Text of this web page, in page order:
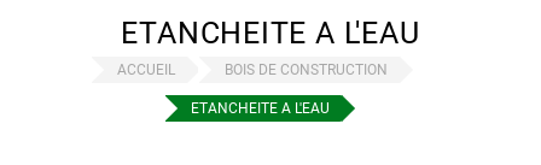
ETANCHEITE A L'EAU
ACCUEIL BOIS DE CONSTRUCTION
ETANCHEITE A L'EAU